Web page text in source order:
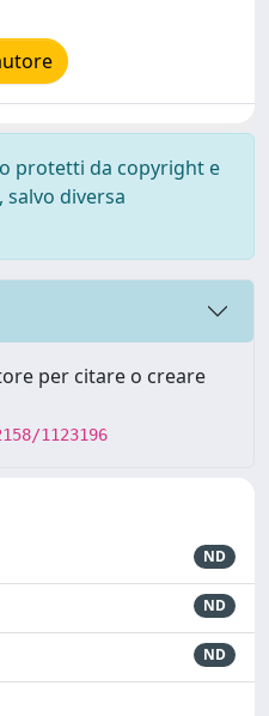
protetti da copyright e
diversa
per citare o creare
1123196
ND
ND
ND